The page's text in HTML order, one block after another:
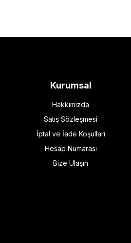
Kurumsal
Hakkımızda
Satış Sözleşmesi
İptal ve İade Koşulları
Hesap Numarası
Bize Ulaşın